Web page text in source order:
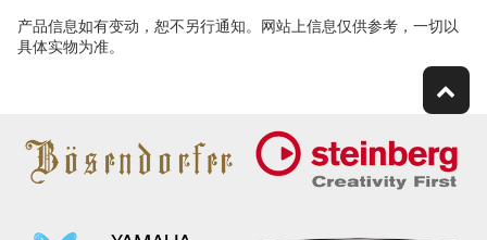
产品信息如有变动，恕不另行通知。网站上信息仅供参考，一切以
具体实物为准。